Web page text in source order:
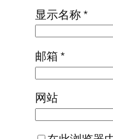
显示名称*
邮箱*
网站